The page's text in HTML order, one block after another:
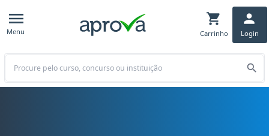
Menu Carrinho Login
Buscar